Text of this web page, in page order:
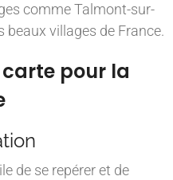
comme Talmont-sur-
beaux villages de France.
pour la
de se repérer et de